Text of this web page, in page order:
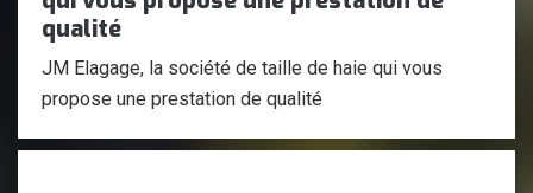
qualité
JM Elagage, la société de taille de haie qui vous
propose une prestation de qualité